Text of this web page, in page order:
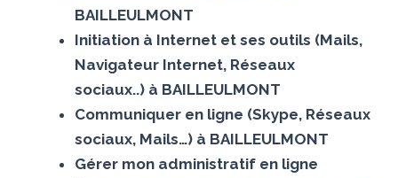
BAILLEULMONT
Initiation à Internet et ses outils (Mails,
Navigateur Internet, Réseaux
sociaux..) à BAILLEULMONT
Communiquer en ligne (Skype, Réseaux
sociaux, Mails…) à BAILLEULMONT
Gérer mon administratif en ligne